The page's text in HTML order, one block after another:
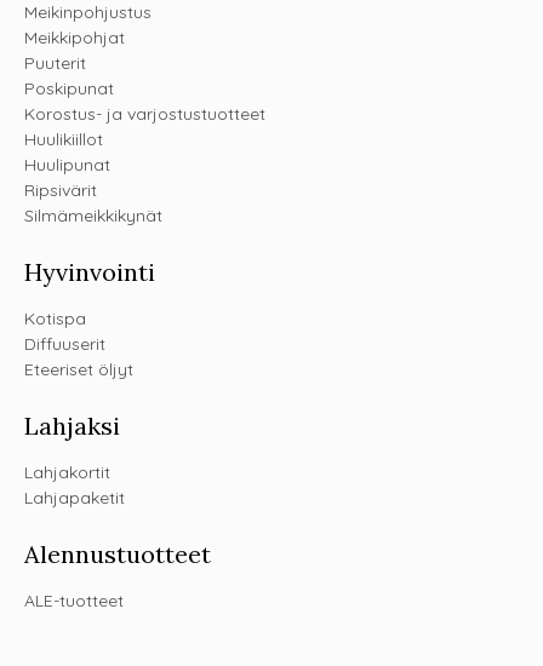
Meikinpohjustus
Meikkipohjat
Puuterit
Poskipunat
Korostus- ja varjostustuotteet
Huulikiillot
Huulipunat
Ripsivärit
Silmämeikkikynät
Hyvinvointi
Kotispa
Diffuuserit
Eteeriset öljyt
Lahjaksi
Lahjakortit
Lahjapaketit
Alennustuotteet
ALE-tuotteet